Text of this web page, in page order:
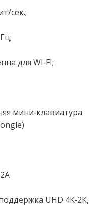
сек.;
для WI-FI;
мини-клавиатура
UНD 4К-2К,